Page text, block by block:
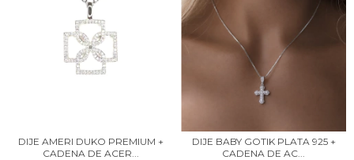
DIJE AMERI DUKO PREMIUM +
CADENA DE ACER...
DIJE BABY GOTIK PLATA 925 +
CADENA DE AC...